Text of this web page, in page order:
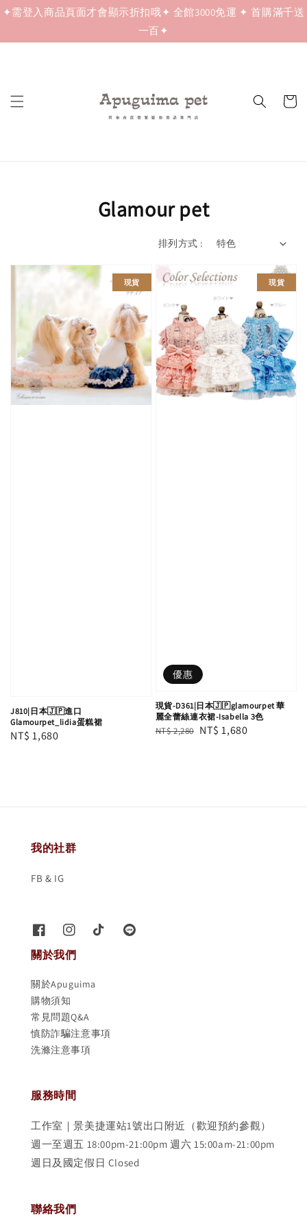
✦需登入商品頁面才會顯示折扣哦✦ 全館3000免運 ✦ 首購滿千送
一百✦
Glamour pet
排列方式 :
現貨
J810|日本🇯🇵進口
Glamourpet_lidia蛋糕裙
Regular
NT$ 1,680
優惠
現貨
現貨-D361|日本🇯🇵glamourpet 華
麗全蕾絲連衣裙-Isabella 3色
Regular
NT$ 2,280 Sale
NT$ 1,680
我的社群
FB & IG
關於我們
關於Apuguima
購物須知
常見問題Q&A
慎防詐騙注意事項
洗滌注意事項
服務時間
工作室｜景美捷運站1號出口附近（歡迎預約參觀）
週一至週五 18:00pm-21:00pm 週六 15:00am-21:00pm
週日及國定假日 Closed
聯絡我們